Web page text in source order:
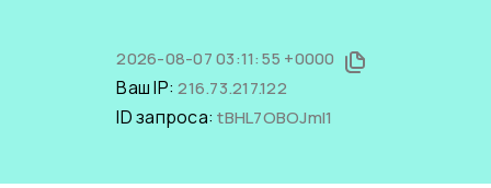
2026-08-07 03:11:55 +0000
Ваш IP:216.73.217.122
ID запроса:tBHL7OBOJmI1